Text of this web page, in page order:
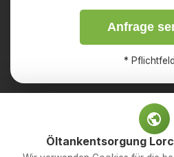
Anfrage
*
Impressum
Öltankentsorgung